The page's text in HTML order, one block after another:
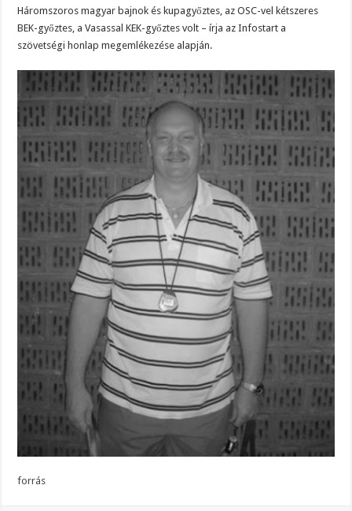
Háromszoros magyar bajnok és kupagyőztes, az OSC-vel kétszeres
BEK-győztes, a Vasassal KEK-győztes volt – írja az Infostart a
szövetségi honlap megemlékezése alapján.
forrás